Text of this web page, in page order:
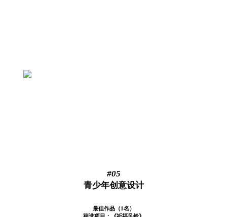
#05
青少年创意设计
最佳作品（1名）
获选项目：《祈福风铃》